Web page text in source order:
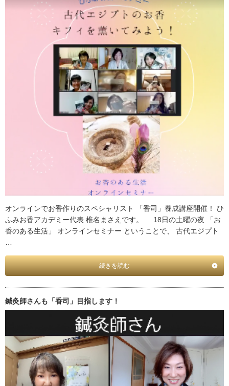
オンラインでお香作りのスペシャリスト 「香司」養成講座開催！ ひ
ふみお香アカデミー代表 椎名まさえです。 18日の土曜の夜 「お
香のある生活」 オンラインセミナー ということで、 古代エジプト
続きを読む
鍼灸師さんも「香司」目指します！